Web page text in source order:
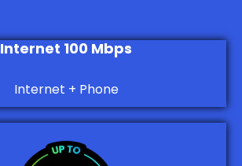
Internet 100 Mbps
Internet + Phone